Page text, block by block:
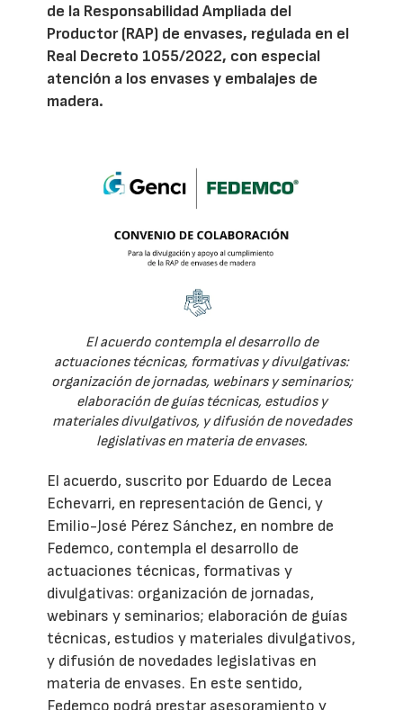
de la Responsabilidad Ampliada del
Productor (RAP) de envases, regulada en el
Real Decreto 1055/2022, con especial
atención a los envases y embalajes de
madera.
El acuerdo contempla el desarrollo de
actuaciones técnicas, formativas y divulgativas:
organización de jornadas, webinars y seminarios;
elaboración de guías técnicas, estudios y
materiales divulgativos, y difusión de novedades
legislativas en materia de envases.
El acuerdo, suscrito por Eduardo de Lecea
Echevarri, en representación de Genci, y
Emilio-José Pérez Sánchez, en nombre de
Fedemco, contempla el desarrollo de
actuaciones técnicas, formativas y
divulgativas: organización de jornadas,
webinars y seminarios; elaboración de guías
técnicas, estudios y materiales divulgativos,
y difusión de novedades legislativas en
materia de envases. En este sentido,
Fedemco podrá prestar asesoramiento y